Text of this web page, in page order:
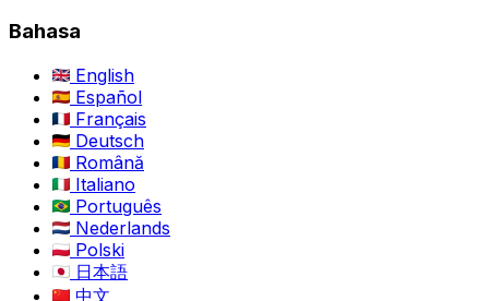
Bahasa
English
Español
Français
Deutsch
Română
Italiano
Português
Nederlands
Polski
日本語
中文